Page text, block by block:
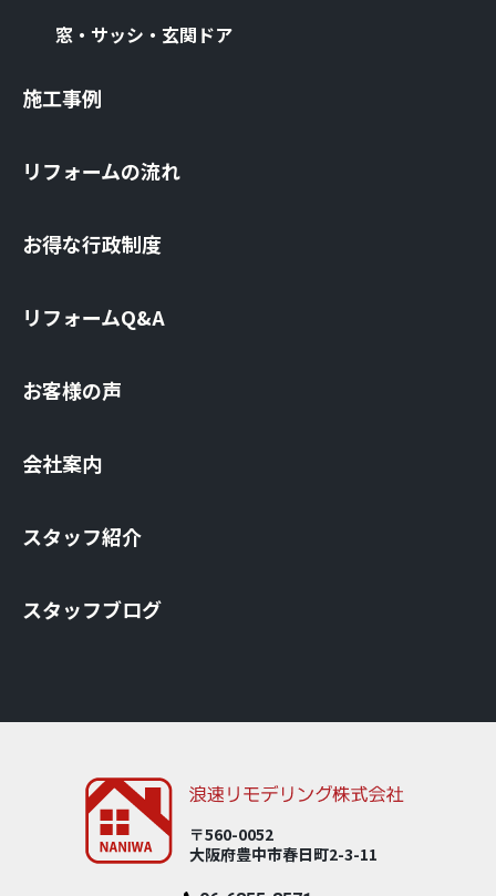
窓・サッシ・⽞関ドア
施⼯事例
リフォームの流れ
お得な⾏政制度
リフォームQ&A
お客様の声
会社案内
スタッフ紹介
スタッフブログ
〒560-0052
大阪府豊中市春⽇町2-3-11